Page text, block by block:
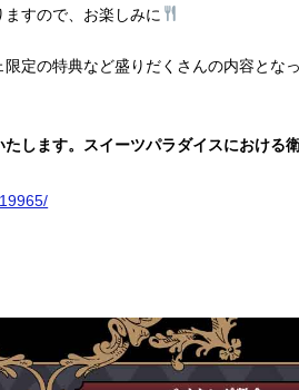
すので、お楽しみに
定の特典など盛りだくさんの内容とな
します。スイーツパラダイスにおける